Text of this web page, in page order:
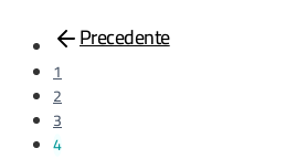
1
2
3
4